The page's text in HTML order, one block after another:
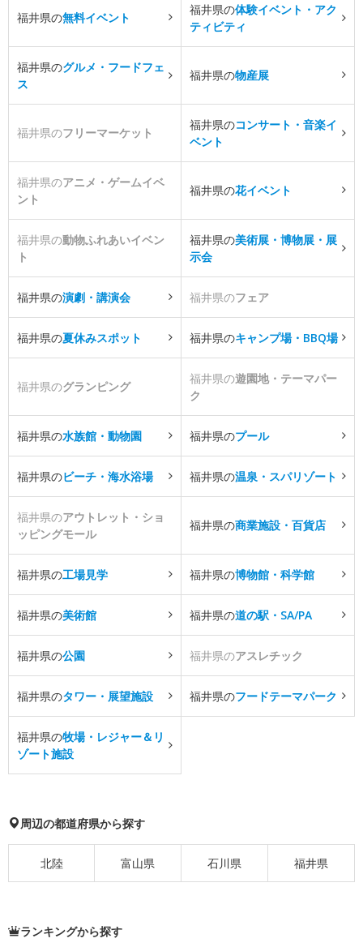
福井県の無料イベント
福井県の体験イベント・アク
ティビティ
福井県のグルメ・フードフェ
ス
福井県の物産展
福井県のフリーマーケット
福井県のコンサート・音楽イ
ベント
福井県のアニメ・ゲームイベ
ント
福井県の花イベント
福井県の動物ふれあいイベン
ト
福井県の美術展・博物展・展
示会
福井県の演劇・講演会 福井県のフェア
福井県の夏休みスポット 福井県のキャンプ場・BBQ場
福井県のグランピング
福井県の遊園地・テーマパー
ク
福井県の水族館・動物園 福井県のプール
福井県のビーチ・海水浴場 福井県の温泉・スパリゾート
福井県のアウトレット・ショ
ッピングモール
福井県の商業施設・百貨店
福井県の工場見学 福井県の博物館・科学館
福井県の美術館 福井県の道の駅・SA/PA
福井県の公園 福井県のアスレチック
福井県のタワー・展望施設 福井県のフードテーマパーク
福井県の牧場・レジャー＆リ
ゾート施設
周辺の都道府県から探す
北陸 富山県 石川県 福井県
ランキングから探す